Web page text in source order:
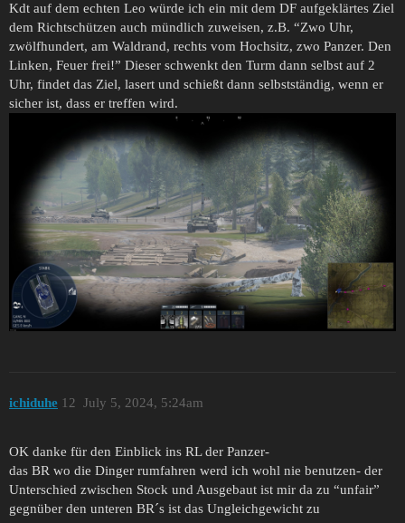
Kdt auf dem echten Leo würde ich ein mit dem DF aufgeklärtes Ziel
dem Richtschützen auch mündlich zuweisen, z.B. “Zwo Uhr,
zwölfhundert, am Waldrand, rechts vom Hochsitz, zwo Panzer. Den
Linken, Feuer frei!” Dieser schwenkt den Turm dann selbst auf 2
Uhr, findet das Ziel, lasert und schießt dann selbstständig, wenn er
sicher ist, dass er treffen wird.
ichiduhe July 5, 2024, 5:24am
12
OK danke für den Einblick ins RL der Panzer-
das BR wo die Dinger rumfahren werd ich wohl nie benutzen- der
Unterschied zwischen Stock und Ausgebaut ist mir da zu “unfair”
gegnüber den unteren BR´s ist das Ungleichgewicht zu